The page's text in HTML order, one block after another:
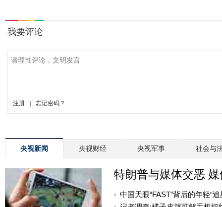
央视新闻 央视财经 央视军事 社会与
特朗普与媒体交恶
中国天眼“FAST”背后的年轻“追